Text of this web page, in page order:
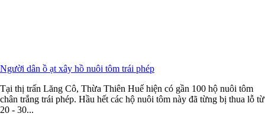
Người dân ồ ạt xây hồ nuôi tôm trái phép
Tại thị trấn Lăng Cô, Thừa Thiên Huế hiện có gần 100 hộ nuôi tôm
chân trắng trái phép. Hầu hết các hộ nuôi tôm này đã từng bị thua lỗ từ
20 - 30...